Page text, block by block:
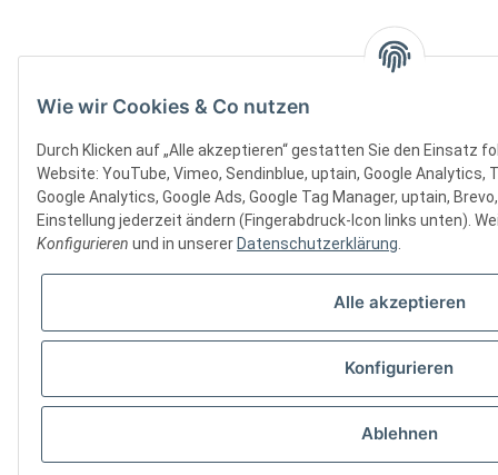
Wie wir Cookies & Co nutzen
Durch Klicken auf „Alle akzeptieren“ gestatten Sie den Einsatz
Website: YouTube, Vimeo, Sendinblue, uptain, Google Analytics,
Google Analytics, Google Ads, Google Tag Manager, uptain,
Einstellung jederzeit ändern (Fingerabdruck-Icon links unten).
Konfigurieren und in unserer Datenschutzerklärung.
Alle akzeptieren
Konfigurieren
Ablehnen